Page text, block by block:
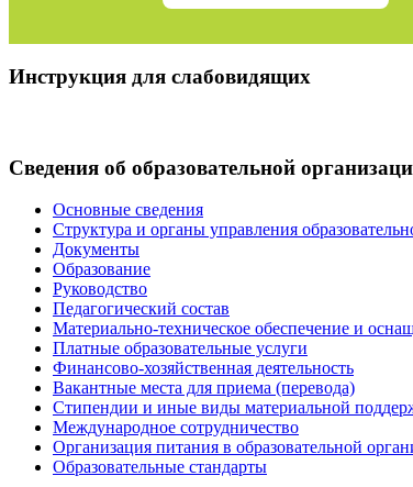
Инструкция для слабовидящих
Сведения об образовательной
Основные сведения
Структура и органы управления
Документы
Образование
Руководство
Педагогический состав
Материально-техническое обеспечение и
Платные образовательные услуги
Финансово-хозяйственная деятельность
Вакантные места для приема (перевода)
Стипендии и иные виды материальной
Международное сотрудничество
Организация питания в образовательной
Образовательные стандарты